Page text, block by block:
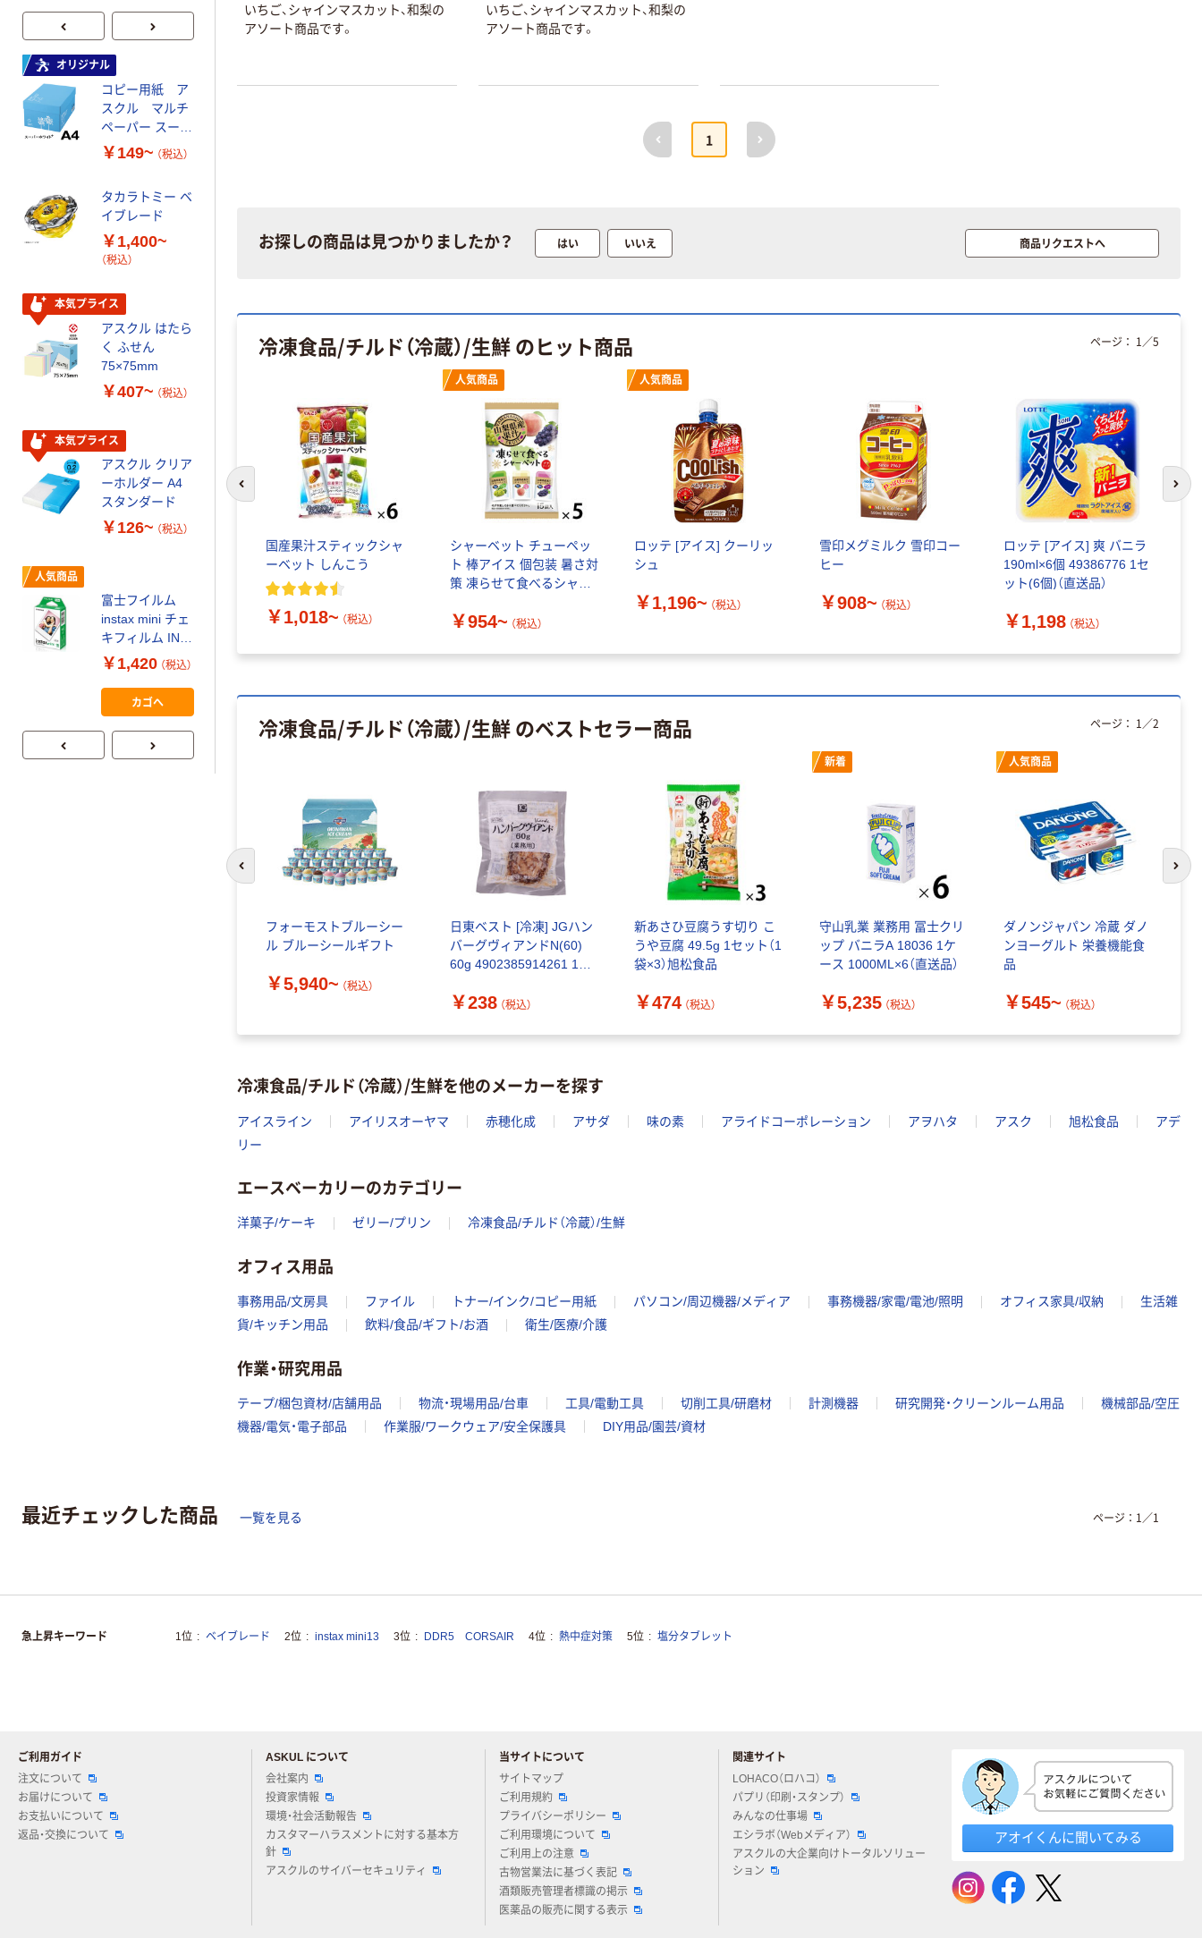
いちご、シャインマスカット、和梨の
アソート商品です。
いちご、シャインマスカット、和梨の
アソート商品です。
前へ
1
次へ
お探しの商品は見つかりましたか？ はい いいえ 商品リクエストへ
冷凍食品/チルド（冷蔵）/生鮮 のヒット商品
国産果汁スティックシャ
ーベット しんこう
￥1,018~ （税込）
人気商品
シャーベット チューペッ
ト 棒アイス 個包装 暑さ対
策 凍らせて食べるシャー
￥954~ （税込）
人気商品
ロッテ [アイス] クーリッ
シュ
￥1,196~ （税込）
雪印メグミルク 雪印コー
ヒー
￥908~ （税込）
ロッテ [アイス] 爽 バニラ
190ml×6個 49386776 1セ
ット(6個)（直送品）
￥1,198 （税込）
ページ： 1 ／5
前のスライドへ 次
冷凍食品/チルド（冷蔵）/生鮮 のベストセラー商品
フォーモストブルーシー
ル ブルーシールギフト
￥5,940~ （税込）
日東ベスト [冷凍] JGハン
バーグヴィアンドN(60)
60g 4902385914261 1個
￥238 （税込）
新あさひ豆腐うす切り こ
うや豆腐 49.5g 1セット（1
袋×3）旭松食品
￥474 （税込）
新着
守山乳業 業務用 冨士クリ
ップ バニラA 18036 1ケ
ース 1000ML×6（直送品）
￥5,235 （税込）
人気商品
ダノンジャパン 冷蔵 ダノ
ンヨーグルト 栄養機能食
品
￥545~ （税込）
ページ： 1 ／2
前のスライドへ 次
冷凍食品/チルド（冷蔵）/生鮮を他のメーカーを探す
アイスライン アイリスオーヤマ 赤穂化成 アサダ 味の素 アライドコーポレーション アヲハタ アスク 旭松食品
アデ
リー
エースベーカリーのカテゴリー
洋菓子/ケーキ ゼリー/プリン 冷凍食品/チルド（冷蔵）/生鮮
オフィス用品
事務用品/文房具 ファイル トナー/インク/コピー用紙 パソコン/周辺機器/メディア 事務機器/家電/電池/照明 オフィス家具/収納
生活雑
貨/キッチン用品
飲料/食品/ギフト/お酒 衛生/医療/介護
作業・研究用品
テープ/梱包資材/店舗用品 物流・現場用品/台車 工具/電動工具 切削工具/研磨材 計測機器 研究開発・クリーンルーム用品
機械部品/空圧
機器/電気・電子部品
作業服/ワークウェア/安全保護具 DIY用品/園芸/資材
オリジナル
コピー用紙 ア
スクル マルチ
ペーパー スーパ
ーホワイト+
￥149~ （税込）
タカラトミー ベ
イブレード
￥1,400~
（税込）
本気プライス
アスクル はたら
く ふせん
75×75mm
￥407~ （税込）
本気プライス
アスクル クリア
ーホルダー A4
スタンダード
￥126~ （税込）
人気商品
富士フイルム
instax mini チェ
キフィルム INS
MINI JP1 1パッ
ク（10枚入り）
￥1,420 （税込）
カゴへ
ゴミ袋 エコノミ
形 アルカリ乾
本気プライス
ティッシュペー
スクル スマート
コンパクト ビ
ビッド PEFC認
証
￥328~ （税込）
オリジナル
コピー用紙 マ
ルチペーパー
ミー+
￥149~ （税込）
本気プライス
スクル 現場のチ
￥145~ （税込）
アスクル はたら
パー ダブル60
芯あり FSC認
証
オリジナル
乾電池 単4
形 アルカリ乾
電池 北欧パッ
ケージ アスク
ルオリジナル
￥140~ （税込）
オリジナル
アスクルオリジ
ナル ラミネー
サイズ
100μ（ミクロン）
￥458~ （税込）
ペーパータオル
中判 再生紙
企画 オリジナル
￥149~ （税込）
アスクル 「現場
テープ
￥358~ （税込）
チックグローブ
粉なし（パウダ
ーフリー）
￥398~ （税込）
富士フイルム
instax mini13
INS MINI 13
（税込）
本気プライス
エスワン（OS-1）
アスクル はたら
本気プライス
本気プライス
アスクル トイ
レのおそうじシ
ート 大王製紙
共同企画 トイ
トイレシート
￥330~
本気プライス
アスクル フラッ
トファイル エコ
A4タテ(コクヨ
￥115~
ム INSTAX MINI
WW2
￥1,580~
トイレットペー
100% 6ロール
リサイクル100
芯あり FSC認
証
￥470~ （税込）
最近チェックした商品 一覧を見る ページ： 1 ／1
急上昇キーワード 1位 ベイブレード 2位 instax mini13 3位 DDR5 CORSAIR 4位 熱中症対策 5位 塩分タブレット
ご利用ガイド
注文について
お届けについて
お支払いについて
返品・交換について
ASKUL について
会社案内
投資家情報
環境・社会活動報告
カスタマーハラスメントに対する基本方
針
アスクルのサイバーセキュリティ
当サイトについて
サイトマップ
ご利用規約
プライバシーポリシー
ご利用環境について
ご利用上の注意
古物営業法に基づく表記
酒類販売管理者標識の掲示
医薬品の販売に関する表示
関連サイト
LOHACO（ロハコ）
パプリ（印刷・スタンプ）
みんなの仕事場
エシラボ（Webメディア）
アスクルの大企業向けトータルソリュー
ション
アオイくんに聞いてみる